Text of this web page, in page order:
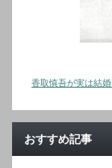
香取慎吾が実は結
おすすめ記事